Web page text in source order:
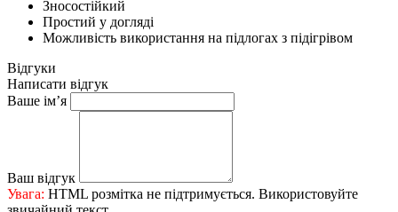
Зносостійкий
Простий у догляді
Можливість використання на підлогах з підігрівом
Відгуки
Написати відгук
Ваше ім’я
Ваш відгук
Увага: HTML розмітка не підтримується. Використовуйте